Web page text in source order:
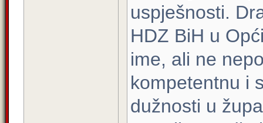
uspješnosti.
HDZ BiH u
ime, ali ne
kompetentnu i
dužnosti u